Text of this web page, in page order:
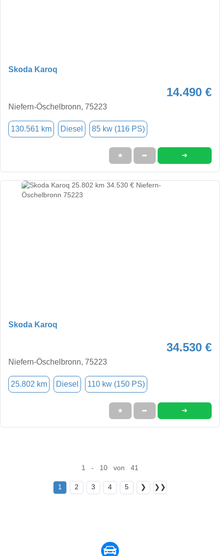
Skoda Karoq
14.490 €
Niefern-Öschelbronn, 75223
130.561 km Diesel 85 kw (116 PS)
★ ➦ ➜
Skoda Karoq
34.530 €
Niefern-Öschelbronn, 75223
25.802 km Diesel 110 kw (150 PS)
★ ➦ ➜
1 - 10 von 41
1 2 3 4 5 ❯ ❯❯